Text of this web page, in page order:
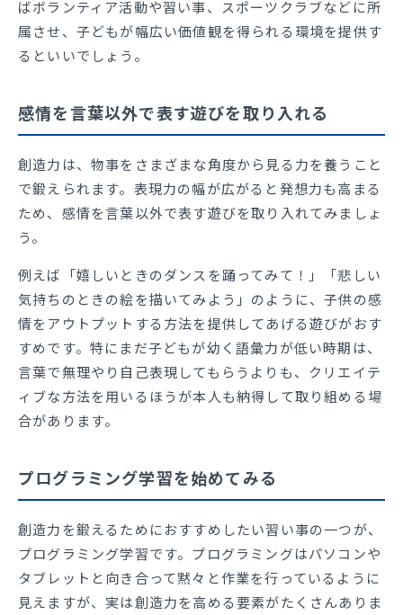
ばボランティア活動や習い事、スポーツクラブなどに所
属させ、子どもが幅広い価値観を得られる環境を提供す
るといいでしょう。
感情を言葉以外で表す遊びを取り入れる
創造力は、物事をさまざまな角度から見る力を養うこと
で鍛えられます。表現力の幅が広がると発想力も高まる
ため、感情を言葉以外で表す遊びを取り入れてみましょ
う。
例えば「嬉しいときのダンスを踊ってみて！」「悲しい
気持ちのときの絵を描いてみよう」のように、子供の感
情をアウトプットする方法を提供してあげる遊びがおす
すめです。特にまだ子どもが幼く語彙力が低い時期は、
言葉で無理やり自己表現してもらうよりも、クリエイテ
ィブな方法を用いるほうが本人も納得して取り組める場
合があります。
プログラミング学習を始めてみる
創造力を鍛えるためにおすすめしたい習い事の一つが、
プログラミング学習です。プログラミングはパソコンや
タブレットと向き合って黙々と作業を行っているように
見えますが、実は創造力を高める要素がたくさんありま